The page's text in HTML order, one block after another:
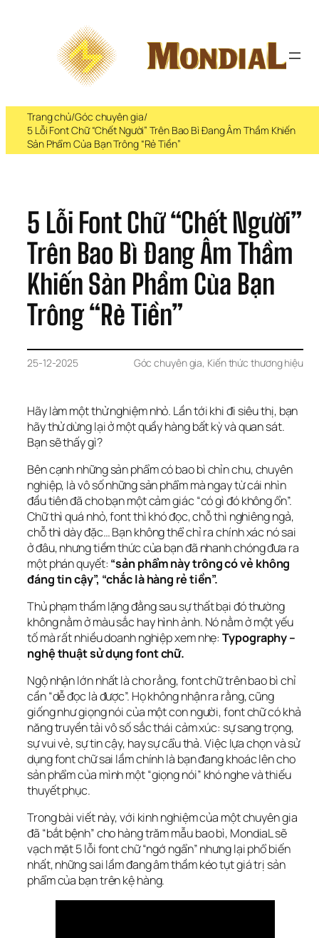
Trang chủ/Góc chuyên gia/
5 Lỗi Font Chữ “Chết Người” Trên Bao Bì Đang Âm Thầm Khiến
Sản Phẩm Của Bạn Trông “Rẻ Tiền”
5 Lỗi Font Chữ “Chết Người”
Trên Bao Bì Đang Âm Thầm
Khiến Sản Phẩm Của Bạn
Trông “Rẻ Tiền”
25-12-2025 Góc chuyên gia, Kiến thức thương hiệu
Hãy làm một thử nghiệm nhỏ. Lần tới khi đi siêu thị, bạn
hãy thử dừng lại ở một quầy hàng bất kỳ và quan sát.
Bạn sẽ thấy gì?
Bên cạnh những sản phẩm có bao bì chỉn chu, chuyên
nghiệp, là vô số những sản phẩm mà ngay từ cái nhìn
đầu tiên đã cho bạn một cảm giác “có gì đó không ổn”.
Chữ thì quá nhỏ, font thì khó đọc, chỗ thì nghiêng ngả,
chỗ thì dày đặc… Bạn không thể chỉ ra chính xác nó sai
ở đâu, nhưng tiềm thức của bạn đã nhanh chóng đưa ra
một phán quyết: “sản phẩm này trông có vẻ không
đáng tin cậy”, “chắc là hàng rẻ tiền”.
Thủ phạm thầm lặng đằng sau sự thất bại đó thường
không nằm ở màu sắc hay hình ảnh. Nó nằm ở một yếu
tố mà rất nhiều doanh nghiệp xem nhẹ: Typography –
nghệ thuật sử dụng font chữ.
Ngộ nhận lớn nhất là cho rằng, font chữ trên bao bì chỉ
cần “dễ đọc là được”. Họ không nhận ra rằng, cũng
giống như giọng nói của một con người, font chữ có khả
năng truyền tải vô số sắc thái cảm xúc: sự sang trọng,
sự vui vẻ, sự tin cậy, hay sự cẩu thả. Việc lựa chọn và sử
dụng font chữ sai lầm chính là bạn đang khoác lên cho
sản phẩm của mình một “giọng nói” khó nghe và thiếu
thuyết phục.
Trong bài viết này, với kinh nghiệm của một chuyên gia
đã “bắt bệnh” cho hàng trăm mẫu bao bì, MondiaL sẽ
vạch mặt 5 lỗi font chữ “ngớ ngẩn” nhưng lại phổ biến
nhất, những sai lầm đang âm thầm kéo tụt giá trị sản
phẩm của bạn trên kệ hàng.